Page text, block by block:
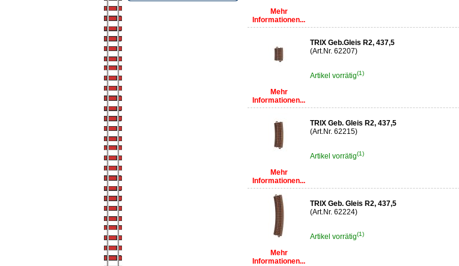
Mehr
Informationen...
Mehr
Informationen...
TRIX Geb.Gleis R2, 437,5
(Art.Nr. 62207)
Artikel vorrätig(1)
Mehr
Informationen...
TRIX Geb. Gleis R2, 437,5
(Art.Nr. 62215)
Artikel vorrätig(1)
Mehr
Informationen...
TRIX Geb. Gleis R2, 437,5
(Art.Nr. 62224)
Artikel vorrätig(1)